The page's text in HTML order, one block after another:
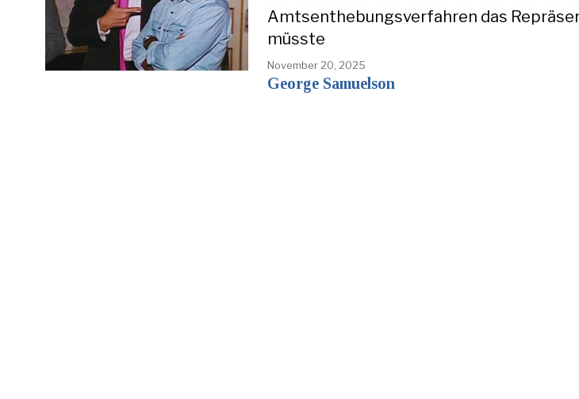
Amtsenthebungsverfahren das
müsste
November 20, 2025
George Samuelson